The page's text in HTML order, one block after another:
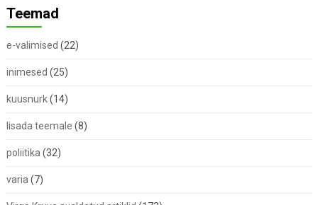
Teemad
e-valimised (22)
inimesed (25)
kuusnurk(14)
lisada teemale (8)
poliitika (32)
varia (7)